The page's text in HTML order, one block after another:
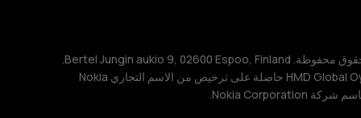
TM و © 2026 HMD Global. جميع الحقوق محفوظة. Bertel Jungin aukio 9, 02600 Espoo, Finland.
مُعرِّف الشركة: 2724044-2. شركة HMD Global Oy حاصلة على ترخيص من الاسم التجاري Nokia